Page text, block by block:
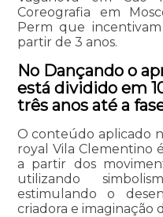
Coreografia em
Perm que
partir de 3 anos.
No Dançando o
está dividido em
três anos até a
O conteúdo aplicado
royal Vila Clementino
a partir dos
utilizando
estimulando o
criadora e imaginação